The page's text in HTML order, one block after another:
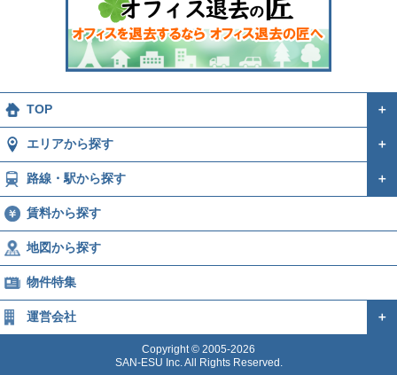
TOP ＋
エリアから探す ＋
路線・駅から探す ＋
賃料から探す
地図から探す
物件特集
運営会社 ＋
Copyright © 2005-2026
SAN-ESU Inc. All Rights Reserved.